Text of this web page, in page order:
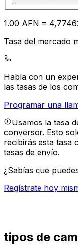
1.00 AFN = 4,
Tasa del mercado
Habla con un
las tasas de los
Programar una
Usamos la tasa
conversor. Esto
recibirás esta tasa
tasas de envío.
¿Sabías que
Regístrate hoy
tipos de